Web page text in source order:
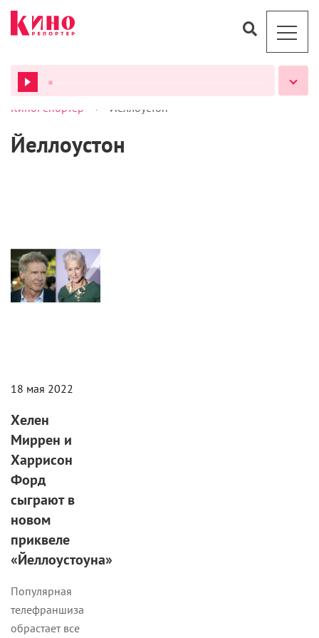
ВСЕ ПОДКАСТЫ
КиноРепортер > Йеллоустон
Йеллоустон
18 мая 2022
Хелен
Миррен и
Харрисон
Форд
сыграют в
новом
приквеле
«Йеллоустоуна»
Популярная
телефраншиза
обрастает все